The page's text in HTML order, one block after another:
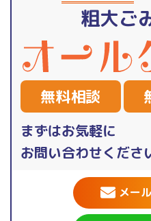
粗大ご
無料相談
まずはお気軽に
お問い合わせくださ
メー